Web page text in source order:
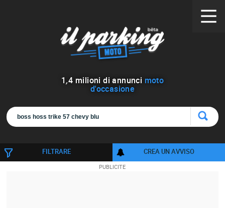
1,4 milioni di annunci moto
d'occasione
FILTRARE CREA UN AVVISO